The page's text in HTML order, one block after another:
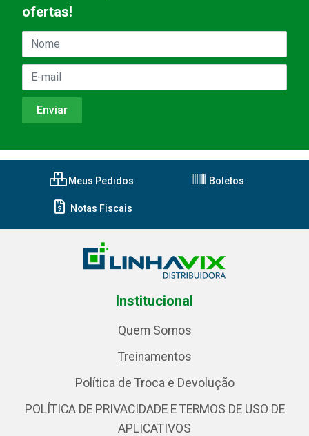
ofertas!
Meus Pedidos Boletos
Notas Fiscais
Institucional
Quem Somos
Treinamentos
Política de Troca e Devolução
POLÍTICA DE PRIVACIDADE E TERMOS DE USO DE
APLICATIVOS